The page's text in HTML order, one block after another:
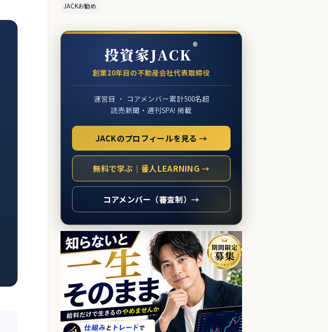
JACKお勧め
投資家JACK®
創業20年目の不動産会社代表取締役
運営目 ・ コアメンバー累計500名超
読売新聞・週刊SPA! 掲載
JACKのプロフィールを見る →
無料で学ぶ｜番人LEARNING →
コアメンバー（審査制）→